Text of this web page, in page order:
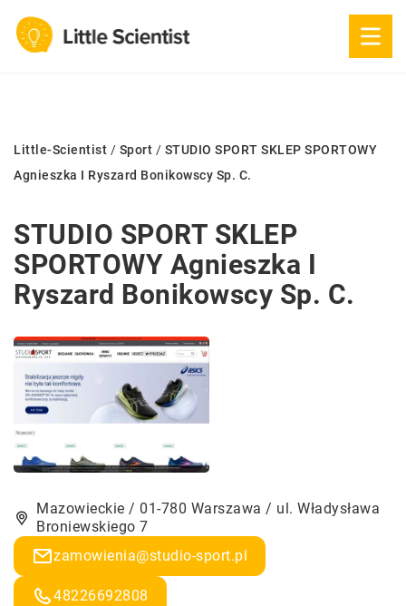
Little-Scientist / Sport / STUDIO SPORT SKLEP SPORTOWY
Agnieszka I Ryszard Bonikowscy Sp. C.
STUDIO SPORT SKLEP
SPORTOWY Agnieszka I
Ryszard Bonikowscy Sp. C.
Mazowieckie / 01-780 Warszawa / ul. Władysława
Broniewskiego 7
zamowienia@studio-sport.pl
48226692808